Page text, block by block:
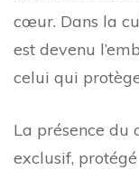
cœur. Dans la
est devenu
celui qui
La présence du
exclusif,